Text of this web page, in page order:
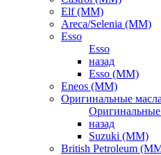
Elf (ММ)
Areca/Selenia (ММ)
Esso
Esso
назад
Esso (ММ)
Eneos (ММ)
Оригинальные
назад
Suzuki (ММ)
British Petroleum